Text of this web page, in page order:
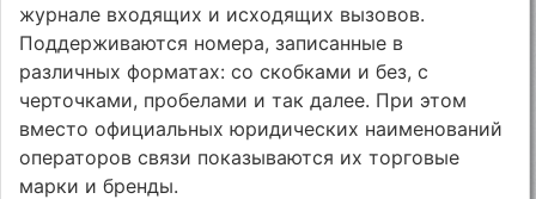
журнале входящих и исходящих вызовов.
Поддерживаются номера, записанные в
различных форматах: со скобками и без, с
черточками, пробелами и так далее. При этом
вместо официальных юридических наименований
операторов связи показываются их торговые
марки и бренды.